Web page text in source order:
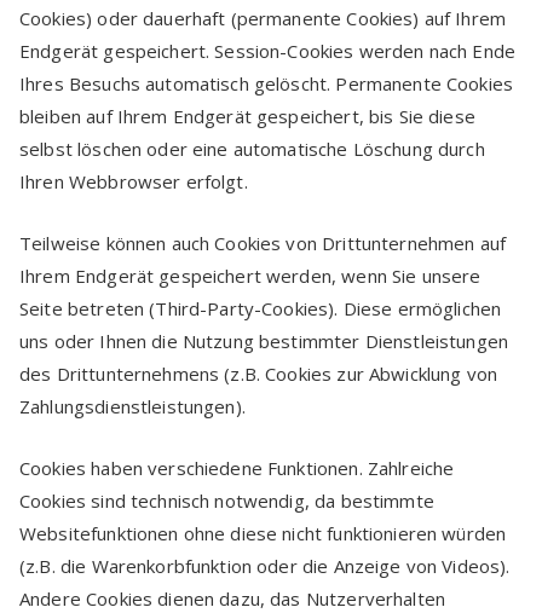
Cookies) oder dauerhaft (permanente Cookies) auf Ihrem
Endgerät gespeichert. Session-Cookies werden nach Ende
Ihres Besuchs automatisch gelöscht. Permanente Cookies
bleiben auf Ihrem Endgerät gespeichert, bis Sie diese
selbst löschen oder eine automatische Löschung durch
Ihren Webbrowser erfolgt.
Teilweise können auch Cookies von Drittunternehmen auf
Ihrem Endgerät gespeichert werden, wenn Sie unsere
Seite betreten (Third-Party-Cookies). Diese ermöglichen
uns oder Ihnen die Nutzung bestimmter Dienstleistungen
des Drittunternehmens (z.B. Cookies zur Abwicklung von
Zahlungsdienstleistungen).
Cookies haben verschiedene Funktionen. Zahlreiche
Cookies sind technisch notwendig, da bestimmte
Websitefunktionen ohne diese nicht funktionieren würden
(z.B. die Warenkorbfunktion oder die Anzeige von Videos).
Andere Cookies dienen dazu, das Nutzerverhalten